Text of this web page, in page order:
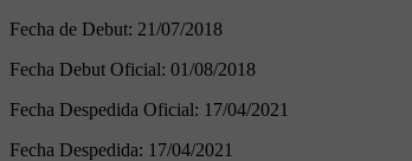
Fecha de Debut: 21/07/2018
Fecha Debut Oficial: 01/08/2018
Fecha Despedida Oficial: 17/04/2021
Fecha Despedida: 17/04/2021